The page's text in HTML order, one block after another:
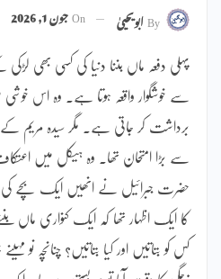
Byابویحییٰ Onجون 1, 2026
پہلی دفعہ ماں بننا دنیا کی کسی بھی
سے خوشگوار واقعہ ہوتا ہے۔ وہ اس
برداشت کر جاتی ہے۔ مگر سیدہ مریم کے
سے بڑا امتحان تھا۔ وہ ہیکل میں
حضرت جبرائیل نے انھیں ایک بچے کی
کا ایک اظہار تھا کہ ایک کنواری ماں
کس کو بتاتیں اور کیا بتاتیں؟ چنانچہ نو